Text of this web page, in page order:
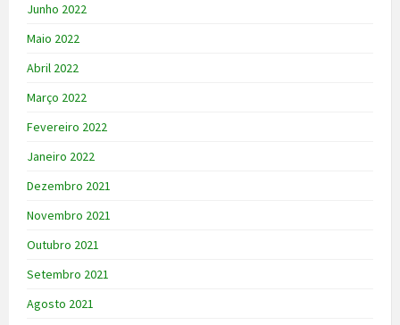
Junho 2022
Maio 2022
Abril 2022
Março 2022
Fevereiro 2022
Janeiro 2022
Dezembro 2021
Novembro 2021
Outubro 2021
Setembro 2021
Agosto 2021